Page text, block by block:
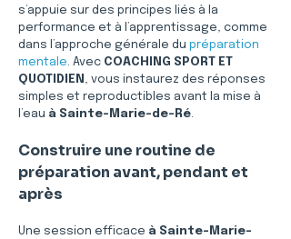
s’appuie sur des principes liés à la
performance et à l’apprentissage, comme
dans l’approche générale du préparation
mentale. Avec COACHING SPORT ET
QUOTIDIEN , vous instaurez des réponses
simples et reproductibles avant la mise à
l’eau à Sainte-Marie-de-Ré.
Construire une routine de
préparation avant, pendant et
après
Une session efficace à Sainte-Marie-